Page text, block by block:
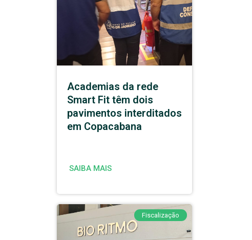
Academias da rede
Smart Fit têm dois
pavimentos interditados
em Copacabana
SAIBA MAIS
Fiscalização